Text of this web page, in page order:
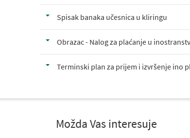
Spisak banaka učesnica u kliringu
Obrazac - Nalog za plaćanje u
Terminski plan za prijem i izvršenje ino
Možda Vas interesuje